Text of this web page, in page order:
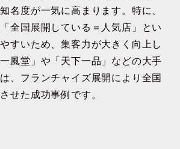
名度が一気に高まります。特に、
全国展開している＝人気店」とい
すいため、集客力が大きく向上し
風堂」や「天下一品」などの大手
、フランチャイズ展開により全国
せた成功事例です。